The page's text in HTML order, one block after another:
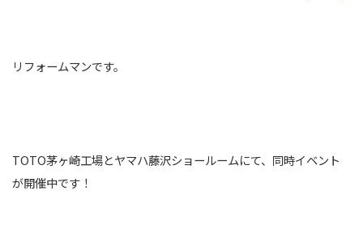
リフォームマンです。
TOTO茅ヶ崎工場とヤマハ藤沢ショールームにて、同時イベント
が開催中です！